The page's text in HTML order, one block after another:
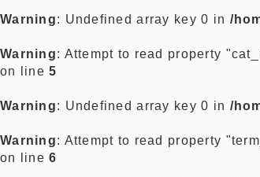
Warning: Undefined array key 0 in /
Warning: Attempt to read property
on line5
Warning: Undefined array key 0 in /
Warning: Attempt to read property
on line6